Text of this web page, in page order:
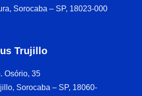
Sorocaba – SP, 18023-000
Trujillo
Osório, 35
Sorocaba – SP, 18060-